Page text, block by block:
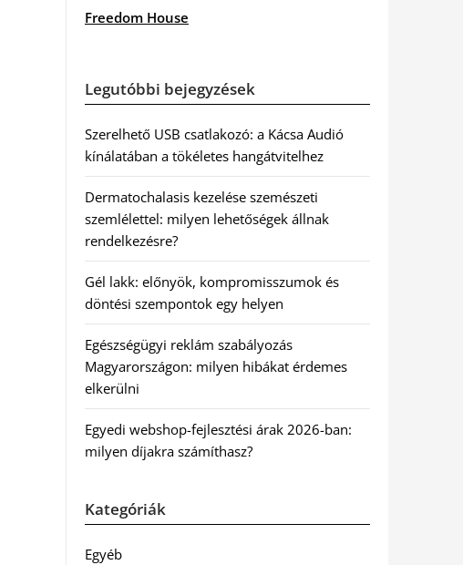
Freedom House
Legutóbbi bejegyzések
Szerelhető USB csatlakozó: a Kácsa Audió
kínálatában a tökéletes hangátvitelhez
Dermatochalasis kezelése szemészeti
szemlélettel: milyen lehetőségek állnak
rendelkezésre?
Gél lakk: előnyök, kompromisszumok és
döntési szempontok egy helyen
Egészségügyi reklám szabályozás
Magyarországon: milyen hibákat érdemes
elkerülni
Egyedi webshop-fejlesztési árak 2026-ban:
milyen díjakra számíthasz?
Kategóriák
Egyéb